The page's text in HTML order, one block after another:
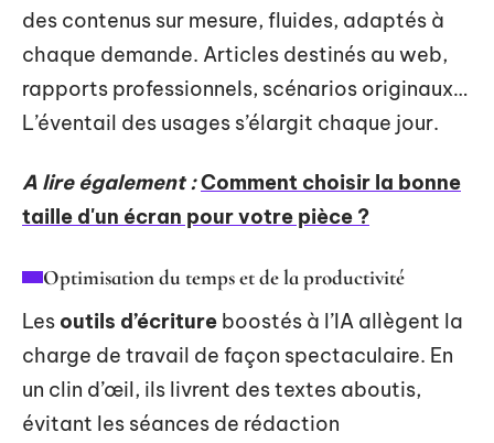
des contenus sur mesure, fluides, adaptés à
chaque demande. Articles destinés au web,
rapports professionnels, scénarios originaux…
L’éventail des usages s’élargit chaque jour.
A lire également :Comment choisir la bonne
taille d'un écran pour votre pièce ?
Optimisation du temps et de la productivité
Les outils d’écriture boostés à l’IA allègent la
charge de travail de façon spectaculaire. En
un clin d’œil, ils livrent des textes aboutis,
évitant les séances de rédaction